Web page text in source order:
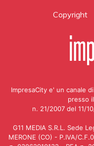
Copyright
ImpresaCity e' un canale
presso
n. 21/2007 del 11/
G11 MEDIA S.R.L. Sede
MERONE (CO) - P.IVA/